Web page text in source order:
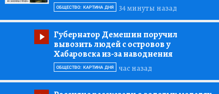
34 минуты назад
ОБЩЕСТВО: КАРТИНА ДНЯ
Губернатор Демешин поручил
вывозить людей с островов у
Хабаровска из-за наводнения
час назад
ОБЩЕСТВО: КАРТИНА ДНЯ